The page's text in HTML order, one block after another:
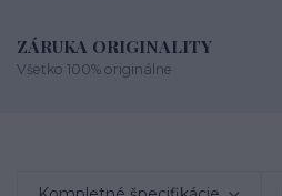
ZÁRUKA ORIGINALITY
Všetko 100% originálne